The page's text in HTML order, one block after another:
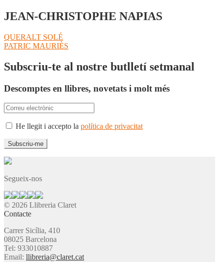
JEAN-CHRISTOPHE NAPIAS
Navegació
d'entrades
Entrada
anterior:
QUERALT SOLÉ
Pròxima
PATRIC MAURIÈS
Subscriu-te al nostre butlletí setmanal
Descomptes en llibres, novetats i molt més
He llegit i accepto la política de privacitat
Segueix-nos
© 2026 Llibreria Claret
Contacte
Carrer Sicília, 410
08025 Barcelona
Tel: 933010887
Email: llibreria@claret.cat